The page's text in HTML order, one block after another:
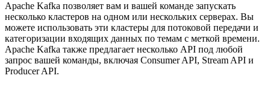
Apache Kafka позволяет вам и вашей команде запускать
несколько кластеров на одном или нескольких серверах. Вы
можете использовать эти кластеры для потоковой передачи и
категоризации входящих данных по темам с меткой времени.
Apache Kafka также предлагает несколько API под любой
запрос вашей команды, включая Consumer API, Stream API и
Producer API.